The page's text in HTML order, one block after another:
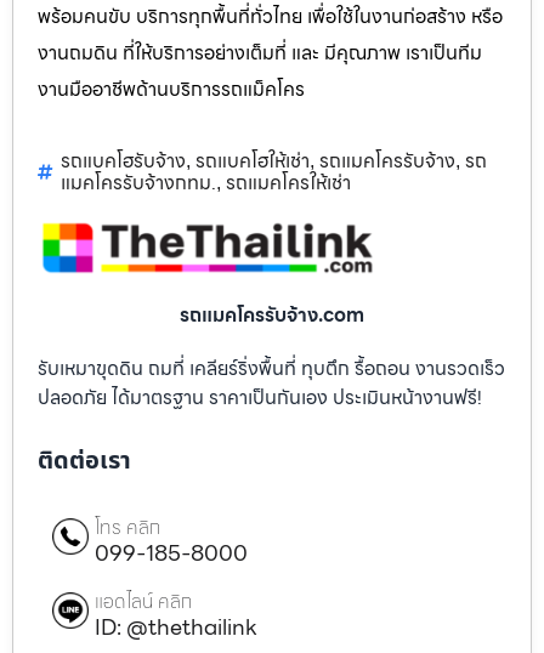
พร้อมคนขับ บริการทุกพื้นที่ทั่วไทย เพื่อใช้ในงานก่อสร้าง หรือ
งานถมดิน ที่ให้บริการอย่างเต็มที่ และ มีคุณภาพ เราเป็นทีม
งานมืออาชีพด้านบริการรถแม็คโคร
รถแบคโฮรับจ้าง, รถแบคโฮให้เช่า, รถแมคโครรับจ้าง, รถ
แมคโครรับจ้างกทม., รถแมคโครให้เช่า
รถแมคโครรับจ้าง.com
รับเหมาขุดดิน ถมที่ เคลียร์ริ่งพื้นที่ ทุบตึก รื้อถอน งานรวดเร็ว
ปลอดภัย ได้มาตรฐาน ราคาเป็นกันเอง ประเมินหน้างานฟรี!
ติดต่อเรา
โทร คลิก
099-185-8000
แอดไลน์ คลิก
ID: @thethailink